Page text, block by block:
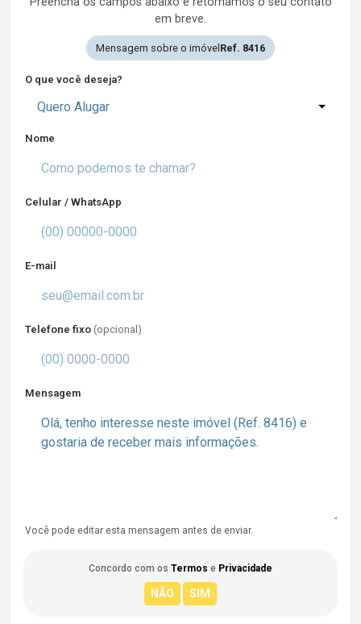
em breve.
Mensagem sobre o imóvel Ref. 8416
O que você deseja?
Quero Alugar
Nome
Celular / WhatsApp
E-mail
Telefone fixo (opcional)
Mensagem
Você pode editar esta mensagem antes de enviar.
Concordo com os Termos e Privacidade